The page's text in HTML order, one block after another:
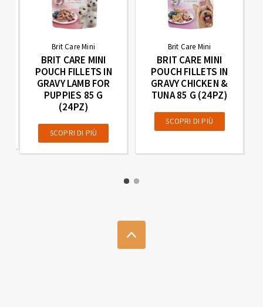
Brit Care Mini
BRIT CARE MINI
POUCH FILLETS IN
GRAVY LAMB FOR
PUPPIES 85 G
(24PZ)
SCOPRI DI PIÙ
Brit Care Mini
BRIT CARE MINI
POUCH FILLETS IN
GRAVY CHICKEN &
TUNA 85 G (24PZ)
SCOPRI DI PIÙ